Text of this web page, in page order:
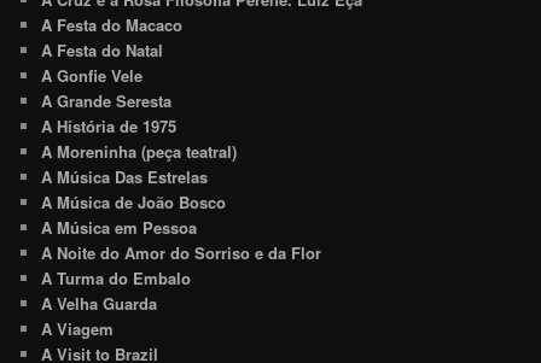
A Festa do Macaco
A Festa do Natal
A Gonfie Vele
A Grande Seresta
A História de 1975
A Moreninha (peça teatral)
A Música Das Estrelas
A Música de João Bosco
A Música em Pessoa
A Noite do Amor do Sorriso e da Flor
A Turma do Embalo
A Velha Guarda
A Viagem
A Visit to Brazil